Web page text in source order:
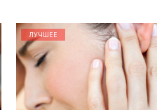
ЛУЧШЕЕ